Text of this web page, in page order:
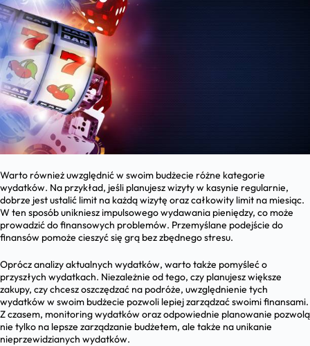
Warto również uwzględnić w swoim budżecie różne kategorie
wydatków. Na przykład, jeśli planujesz wizyty w kasynie regularnie,
dobrze jest ustalić limit na każdą wizytę oraz całkowity limit na miesiąc.
W ten sposób unikniesz impulsowego wydawania pieniędzy, co może
prowadzić do finansowych problemów. Przemyślane podejście do
finansów pomoże cieszyć się grą bez zbędnego stresu.
Oprócz analizy aktualnych wydatków, warto także pomyśleć o
przyszłych wydatkach. Niezależnie od tego, czy planujesz większe
zakupy, czy chcesz oszczędzać na podróże, uwzględnienie tych
wydatków w swoim budżecie pozwoli lepiej zarządzać swoimi finansami.
Z czasem, monitoring wydatków oraz odpowiednie planowanie pozwolą
nie tylko na lepsze zarządzanie budżetem, ale także na unikanie
nieprzewidzianych wydatków.